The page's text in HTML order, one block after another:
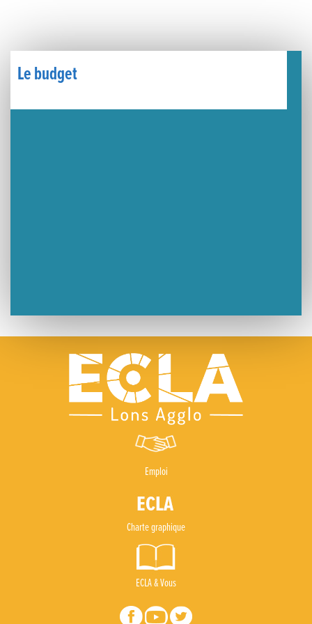
Travaux de raccordement de la nouvelle conduite d’eau à Lons-le-Saunier
La passerelle de la Guiche du Parc des Bains a été inaugurée
Le budget
Emploi
Charte graphique
ECLA & Vous